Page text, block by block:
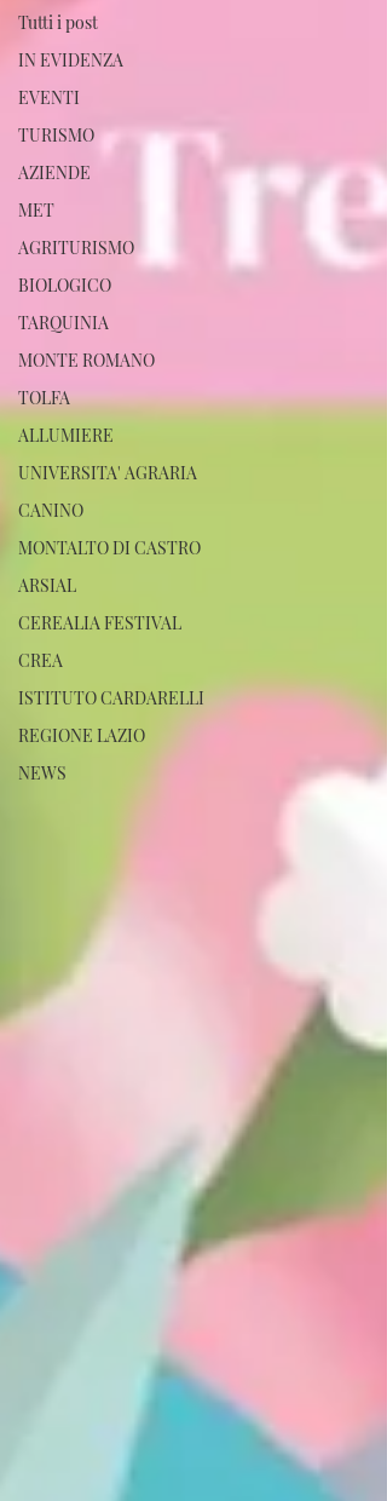
Tutti i post
IN EVIDENZA
EVENTI
TURISMO
AZIENDE
MET
AGRITURISMO
BIOLOGICO
TARQUINIA
MONTE ROMANO
TOLFA
ALLUMIERE
UNIVERSITA' AGRARIA
CANINO
MONTALTO DI CASTRO
ARSIAL
CEREALIA FESTIVAL
CREA
ISTITUTO CARDARELLI
REGIONE LAZIO
NEWS